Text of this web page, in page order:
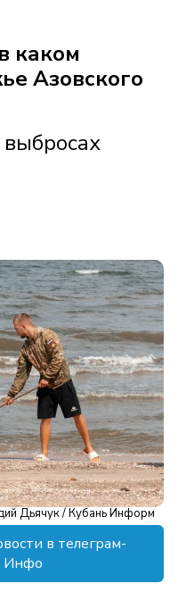
каком
Азовского
Дьячук / Кубань Информ
в телеграм-
Инфо